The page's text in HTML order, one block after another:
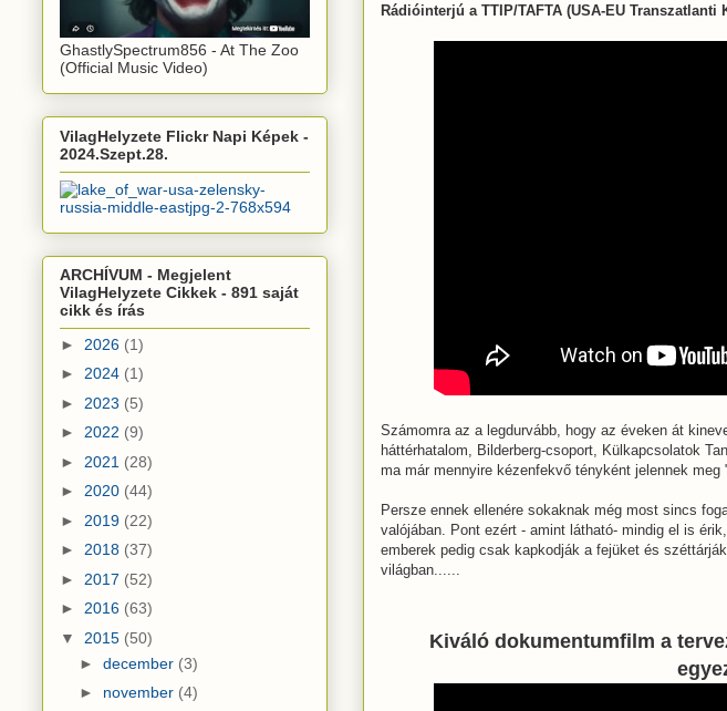
Rádióinterjú a TTIP/TAFTA (USA-EU
Számomra az a legdurvább, hogy az éveken át
háttérhatalom, Bilderberg-csoport, Külkapcsolatok
ma már mennyire kézenfekvő tényként jelennek
Persze ennek ellenére sokaknak még most sincs
valójában. Pont ezért - amint látható- mindig el is
emberek pedig csak kapkodják a fejüket és
világban......
Kiváló dokumentumfilm a
GhastlySpectrum856 - At The Zoo
(Official Music Video)
VilagHelyzete Flickr Napi Képek -
2024.Szept.28.
ARCHÍVUM - Megjelent
VilagHelyzete Cikkek - 891 saját
cikk és írás
► 2026 (1)
► 2024 (1)
► 2023 (5)
► 2022 (9)
► 2021 (28)
► 2020 (44)
► 2019 (22)
► 2018 (37)
► 2017 (52)
► 2016 (63)
▼ 2015 (50)
► december (3)
► november (4)